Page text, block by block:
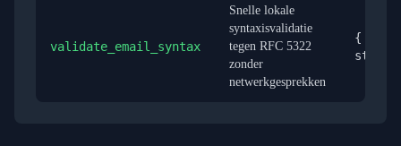
validate_email_syntax
Snelle lokale
syntaxisvalidatie
tegen RFC 5322
zonder
netwerkgesprekken
{